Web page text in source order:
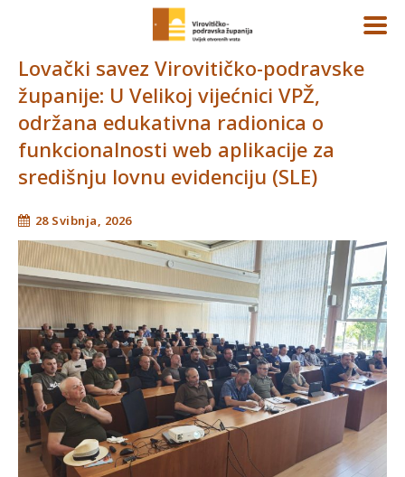
Lovački savez Virovitičko-podravske
županije: U Velikoj vijećnici VPŽ,
održana edukativna radionica o
funkcionalnosti web aplikacije za
središnju lovnu evidenciju (SLE)
28 Svibnja, 2026